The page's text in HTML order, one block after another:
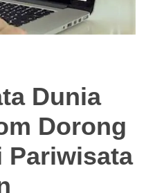
Dunia
Dorong
Pariwisata